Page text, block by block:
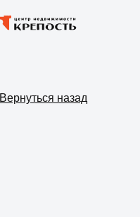
Вернуться назад